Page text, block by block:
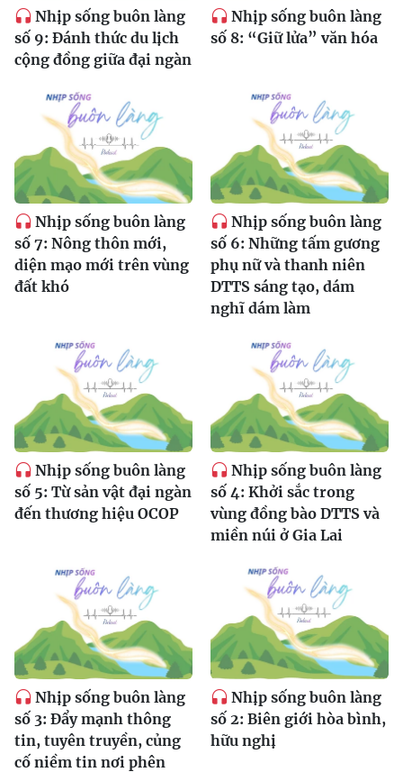
Nhịp sống buôn làng
số 9: Đánh thức du lịch
cộng đồng giữa đại ngàn
Nhịp sống buôn làng
số 8: “Giữ lửa” văn hóa
Nhịp sống buôn làng
số 7: Nông thôn mới,
diện mạo mới trên vùng
đất khó
Nhịp sống buôn làng
số 6: Những tấm gương
phụ nữ và thanh niên
DTTS sáng tạo, dám
nghĩ dám làm
Nhịp sống buôn làng
số 5: Từ sản vật đại ngàn
đến thương hiệu OCOP
Nhịp sống buôn làng
số 4: Khởi sắc trong
vùng đồng bào DTTS và
miền núi ở Gia Lai
Nhịp sống buôn làng
số 3: Đẩy mạnh thông
tin, tuyên truyền, củng
cố niềm tin nơi phên
Nhịp sống buôn làng
số 2: Biên giới hòa bình,
hữu nghị